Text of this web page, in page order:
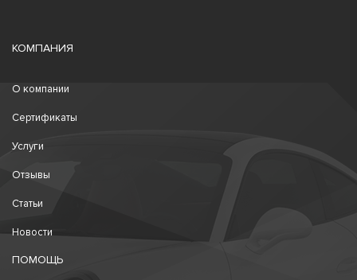
КОМПАНИЯ
О компании
Сертификаты
Услуги
Отзывы
Статьи
Новости
ПОМОЩЬ